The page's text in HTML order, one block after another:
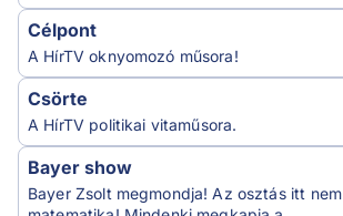
Célpont
A HírTV oknyomozó műsora!
Csörte
A HírTV politikai vitaműsora.
Bayer show
Bayer Zsolt megmondja! Az osztás itt nem